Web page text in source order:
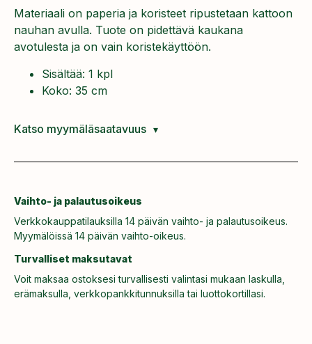
Materiaali on paperia ja koristeet ripustetaan kattoon
nauhan avulla. Tuote on pidettävä kaukana
avotulesta ja on vain koristekäyttöön.
Sisältää: 1 kpl
Koko: 35 cm
Katso myymäläsaatavuus
Vaihto- ja palautusoikeus
Verkkokauppatilauksilla 14 päivän vaihto- ja palautusoikeus.
Myymälöissä 14 päivän vaihto-oikeus.
Turvalliset maksutavat
Voit maksaa ostoksesi turvallisesti valintasi mukaan laskulla,
erämaksulla, verkkopankkitunnuksilla tai luottokortillasi.